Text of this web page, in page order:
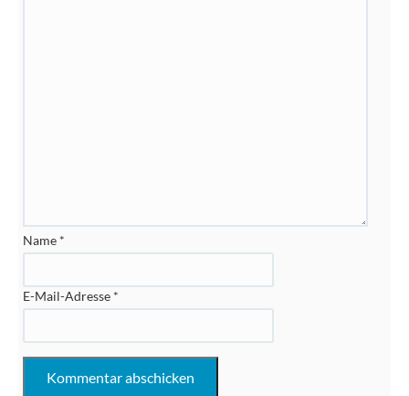
Name *
E-Mail-Adresse *